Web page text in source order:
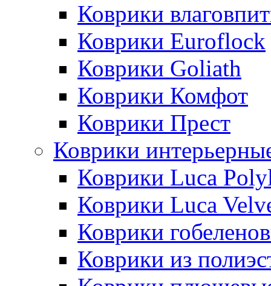
Коврики
Коврики Euroflock
Коврики Goliath
Коврики Комфот
Коврики Прест
Коврики
Коврики Luca
Коврики Luca
Коврики
Коврики из